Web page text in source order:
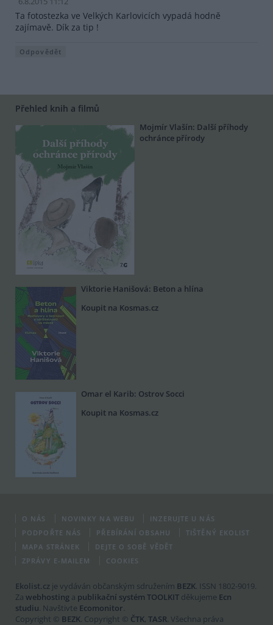
Ta fotostezka ve Velkých Karlovicích vypadá hodně
zajímavě. Dík za tip !
Odpovědět
Přehled knih a filmů
Mojmír Vlašín: Další příhody
ochránce přírody
Viktorie Hanišová: Beton a hlína
Koupit na Kosmas.cz
Omar el Karib: Ostrov Socci
Koupit na Kosmas.cz
O NÁS NOVINKY NA WEBU
INZERUJTE U NÁS
PODPOŘTE NÁS
PŘEBÍRÁNÍ OBSAHU
TIŠTĚNÝ EKOLIST
MAPA STRÁNEK
DEJTE O SOBĚ VĚDĚT
ZPRÁVY E-MAILEM
COOKIES
Ekolist.cz je vydáván občanským sdružením BEZK. ISSN 1802-9019.
Za webhosting a publikační systém TOOLKIT děkujeme Ecn
studiu. Navštivte Ecomonitor.
Copyright © BEZK. Copyright © ČTK, TASR. Všechna práva